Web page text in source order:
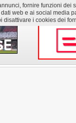
fornire funzioni
web e ai social media
disattivare i cookies dei